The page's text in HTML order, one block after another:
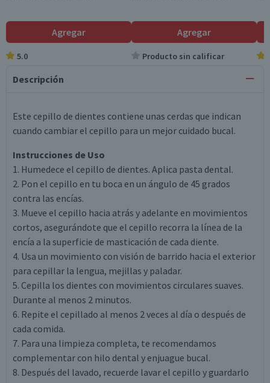
Agregar
5.0
Agregar
Producto sin calificar
Descripción
Este cepillo de dientes contiene unas cerdas que indican
cuando cambiar el cepillo para un mejor cuidado bucal.
Instrucciones de Uso
1. Humedece el cepillo de dientes. Aplica pasta dental.
2. Pon el cepillo en tu boca en un ángulo de 45 grados
contra las encías.
3. Mueve el cepillo hacia atrás y adelante en movimientos
cortos, asegurándote que el cepillo recorra la línea de la
encía a la superficie de masticación de cada diente.
4. Usa un movimiento con visión de barrido hacia el exterior
para cepillar la lengua, mejillas y paladar.
5. Cepilla los dientes con movimientos circulares suaves.
Durante al menos 2 minutos.
6. Repite el cepillado al menos 2 veces al día o después de
cada comida.
7. Para una limpieza completa, te recomendamos
complementar con hilo dental y enjuague bucal.
8. Después del lavado, recuerde lavar el cepillo y guardarlo